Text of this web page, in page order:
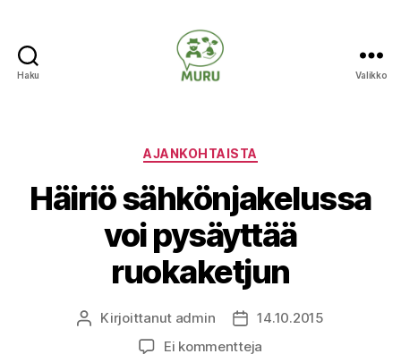
Haku Valikko
Kategoriat
AJANKOHTAISTA
Häiriö sähkönjakelussa
voi pysäyttää
ruokaketjun
Kirjoittaja
Kirjoittanut admin Julkaisupäivämäärä
14.10.2015
Ei kommentteja